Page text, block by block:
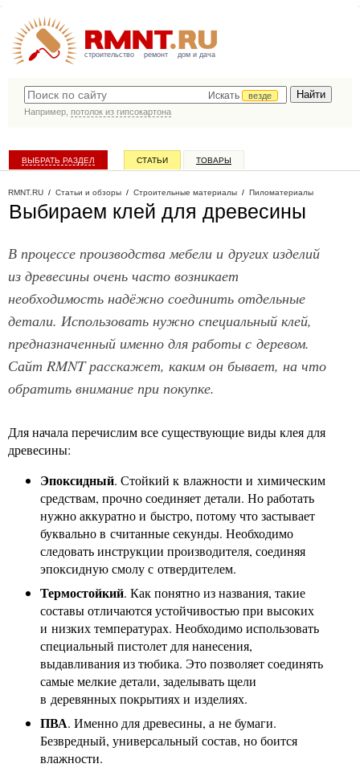
строительство ремонт дом и дача
Искать
везде
Например, потолок из гипсокартона
ВЫБРАТЬ РАЗДЕЛ СТАТЬИ ТОВАРЫ
RMNT.RU / Статьи и обзоры / Строительные материалы / Пиломатериалы
Выбираем клей для древесины
В процессе производства мебели и других изделий
из древесины очень часто возникает
необходимость надёжно соединить отдельные
детали. Использовать нужно специальный клей,
предназначенный именно для работы с деревом.
Сайт RMNT расскажет, каким он бывает, на что
обратить внимание при покупке.
Для начала перечислим все существующие виды клея для
древесины:
Эпоксидный. Стойкий к влажности и химическим
средствам, прочно соединяет детали. Но работать
нужно аккуратно и быстро, потому что застывает
буквально в считанные секунды. Необходимо
следовать инструкции производителя, соединяя
эпоксидную смолу с отвердителем.
Термостойкий. Как понятно из названия, такие
составы отличаются устойчивостью при высоких
и низких температурах. Необходимо использовать
специальный пистолет для нанесения,
выдавливания из тюбика. Это позволяет соединять
самые мелкие детали, заделывать щели
в деревянных покрытиях и изделиях.
ПВА. Именно для древесины, а не бумаги.
Безвредный, универсальный состав, но боится
влажности.